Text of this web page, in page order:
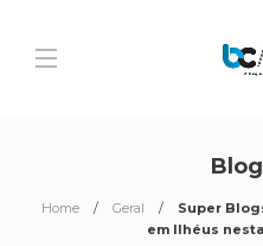
Home Geral
Super
em Ilhéus